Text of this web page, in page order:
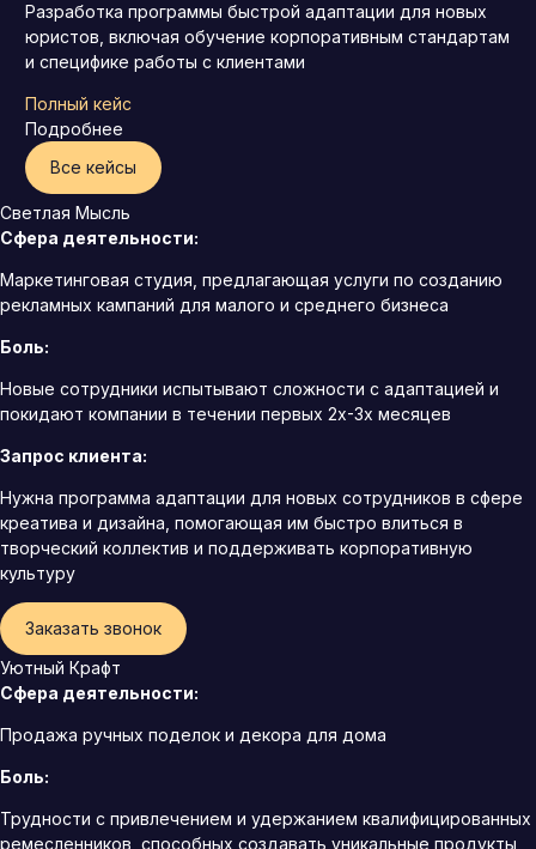
Разработка программы быстрой адаптации для новых
юристов, включая обучение корпоративным стандартам
и специфике работы с клиентами
Полный кейс
Подробнее
Все кейсы
Светлая Мысль
Сфера деятельности:
Маркетинговая студия, предлагающая услуги по созданию
рекламных кампаний для малого и среднего бизнеса
Боль:
Новые сотрудники испытывают сложности с адаптацией и
покидают компании в течении первых 2х-3х месяцев
Запрос клиента:
Нужна программа адаптации для новых сотрудников в сфере
креатива и дизайна, помогающая им быстро влиться в
творческий коллектив и поддерживать корпоративную
культуру
Заказать звонок
Уютный Крафт
Сфера деятельности:
Продажа ручных поделок и декора для дома
Боль:
Трудности с привлечением и удержанием квалифицированных
ремесленников, способных создавать уникальные продукты